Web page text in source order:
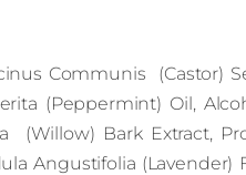
Communis (Castor)
(Peppermint) Oil,
(Willow) Bark Extract,
Angustifolia (Lavender)